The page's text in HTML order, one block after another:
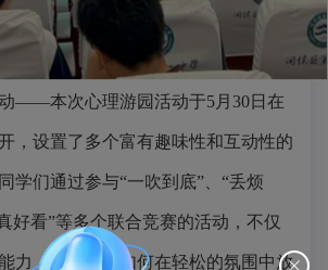
——本次心理游园活动于5月30日在
，设置了多个富有趣味性和互动性的
学们通过参与“一吹到底”、“丢烦
好看”等多个联合竞赛的活动，不仅
力，还学会了如何在轻松的氛围中放